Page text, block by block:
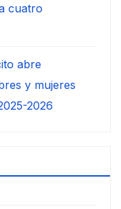
cuatro
abre
y mujeres
2026